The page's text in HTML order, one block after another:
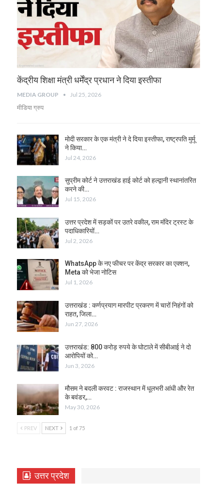
केंद्रीय शिक्षा मंत्री धर्मेंद्र प्रधान ने दिया इस्तीफा
MEDIA GROUP Jul 25, 2026
मीडिया ग्रुप
मोदी सरकार के एक मंत्री ने दे दिया इस्तीफा, राष्ट्रपति मुर्मू
ने किया…
Jul 24, 2026
सुप्रीम कोर्ट ने उत्तराखंड हाई कोर्ट को हल्द्वानी स्थानांतरित
करने की…
Jul 15, 2026
उत्तर प्रदेश में सड़कों पर उतरे वकील, राम मंदिर ट्रस्ट के
पदाधिकारियों…
Jul 2, 2026
WhatsApp के नए फीचर पर केंद्र सरकार का एक्शन,
Meta को भेजा नोटिस
Jul 1, 2026
उत्तराखंड : कर्णप्रयाग मारपीट प्रकरण में चारों निहंगों को
राहत, जिला…
Jun 27, 2026
उत्तराखंड: 800 करोड़ रुपये के घोटाले में सीबीआई ने दो
आरोपियों को…
Jun 3, 2026
मौसम ने बदली करवट : राजस्थान में धूलभरी आंधी और रेत
के बवंडर,…
May 30, 2026
PREV NEXT 1 of 75
उत्तर प्रदेश